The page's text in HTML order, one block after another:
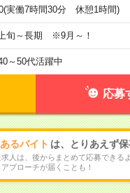
実働7時間30分 休憩1時間)
旬～長期 ※9月～！
～50代活躍中
応募
るバイト は、とりあえず
人は、後からまとめて応募できるよ
プローチが届くことも！